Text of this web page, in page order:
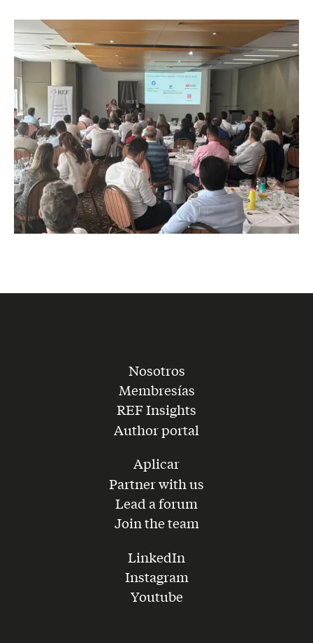
Nosotros
Membresías
REF Insights
Author portal
Aplicar
Partner with us
Lead a forum
Join the team
LinkedIn
Instagram
Youtube